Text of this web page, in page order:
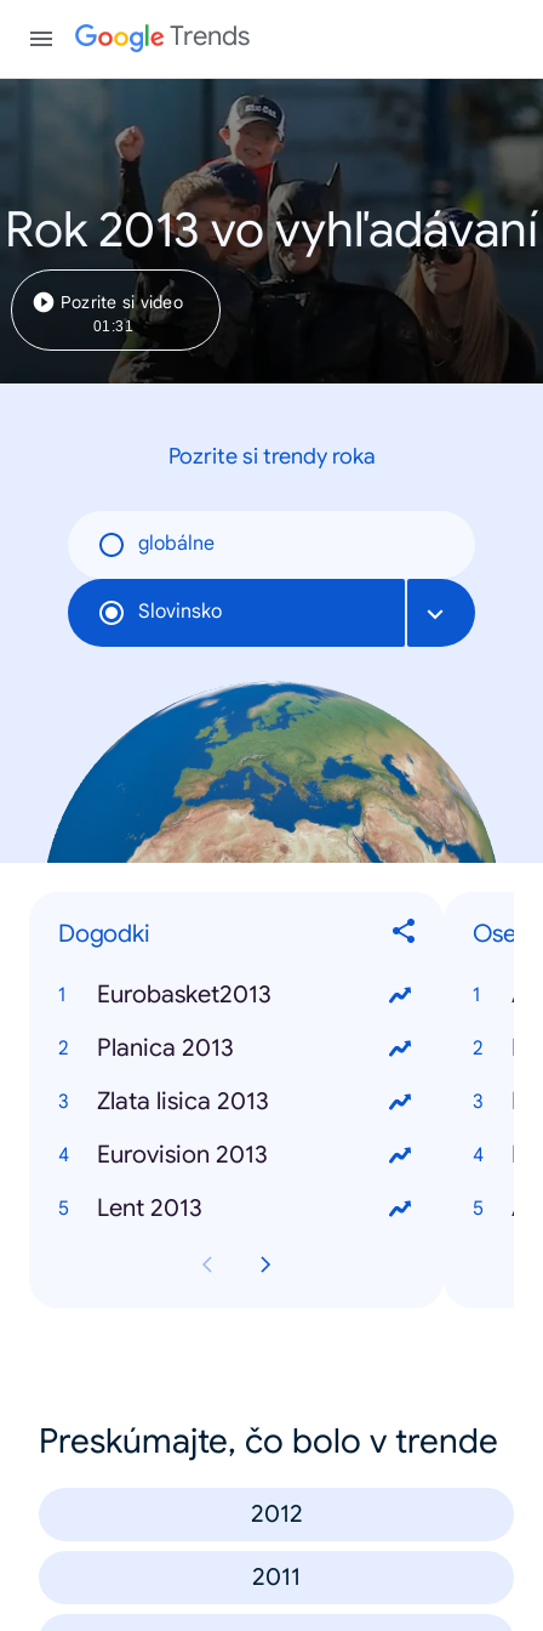
Trends
Rok 2013 vo vyhľadávaní
Pozrite si video
01:31
Pozrite si trendy roka
globálne
Slovinsko
Dogodki
Eurobasket2013
Planica 2013
Zlata lisica 2013
Eurovision 2013
Lent 2013
Osebe
Preskúmajte, čo bolo v trende
2012
2011